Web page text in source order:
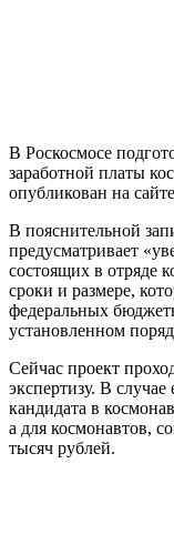
В Роскосмосе
заработной платы
опубликован на
В пояснительной
предусматривает
состоящих в отряде
сроки и размере,
федеральных
установленном
Сейчас проект
экспертизу. В
кандидата в
а для космонавтов,
тысяч рублей.